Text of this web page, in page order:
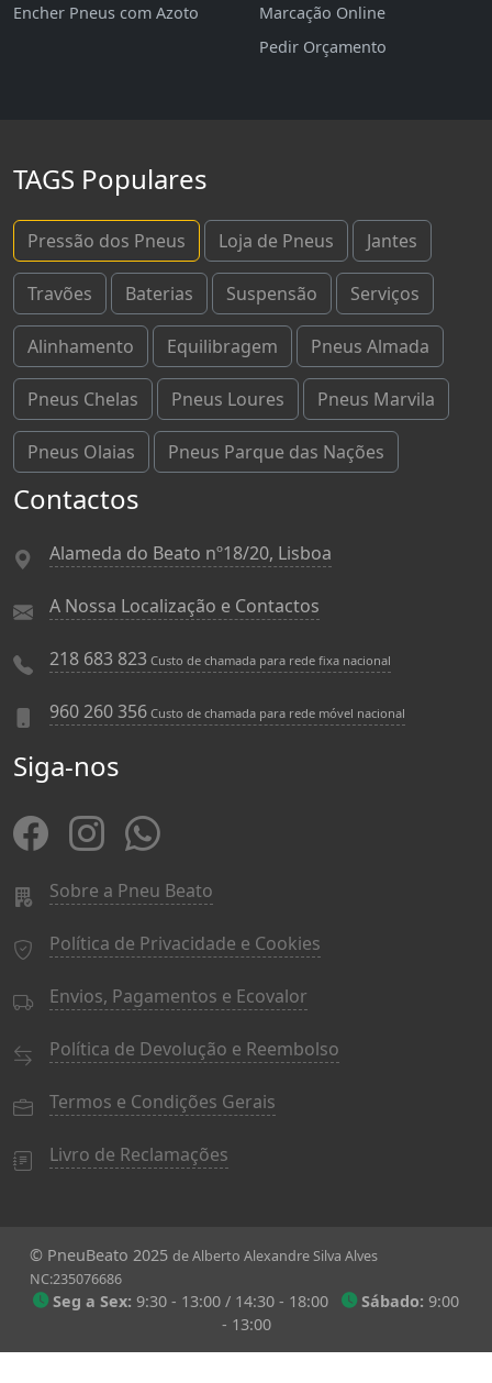
Encher Pneus com Azoto
Marcação Online
Pedir Orçamento
TAGS Populares
Pressão dos Pneus Loja de Pneus Jantes
Travões Baterias Suspensão Serviços
Alinhamento Equilibragem Pneus Almada
Pneus Chelas Pneus Loures Pneus Marvila
Pneus Olaias Pneus Parque das Nações
Contactos
Alameda do Beato nº18/20, Lisboa
A Nossa Localização e Contactos
218 683 823 Custo de chamada para rede fixa nacional
960 260 356 Custo de chamada para rede móvel nacional
Siga-nos
Sobre a Pneu Beato
Política de Privacidade e Cookies
Envios, Pagamentos e Ecovalor
Política de Devolução e Reembolso
Termos e Condições Gerais
Livro de Reclamações
© PneuBeato 2025 de Alberto Alexandre Silva Alves
NC:235076686
Seg a Sex: 9:30 - 13:00 / 14:30 - 18:00 Sábado: 9:00
- 13:00